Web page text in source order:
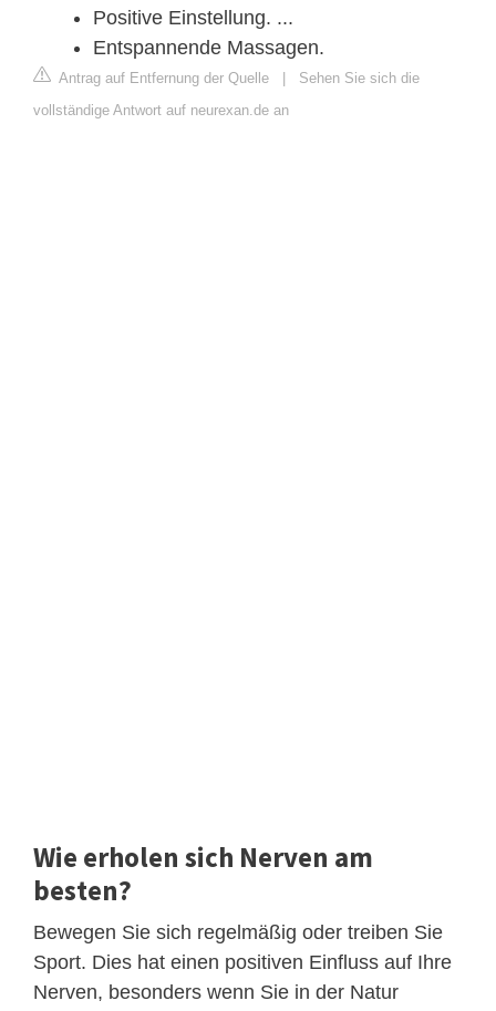
Positive Einstellung. ...
Entspannende Massagen.
Antrag auf Entfernung der Quelle | Sehen Sie sich die
vollständige Antwort auf neurexan.de an
Wie erholen sich Nerven am
besten?
Bewegen Sie sich regelmäßig oder treiben Sie
Sport. Dies hat einen positiven Einfluss auf Ihre
Nerven, besonders wenn Sie in der Natur